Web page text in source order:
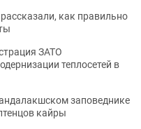
как правильно
ЗАТО
теплосетей в
заповеднике
кайры